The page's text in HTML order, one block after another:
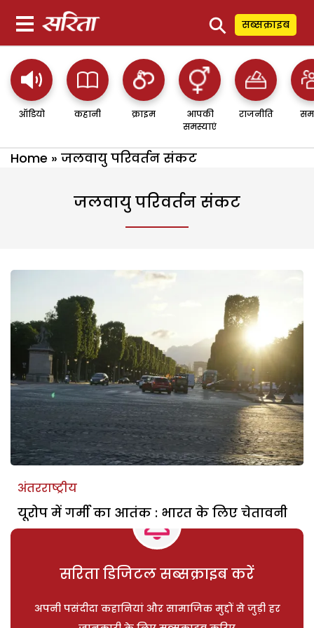
⚲ सब्सक्राइब
ऑडियो कहानी क्राइम
आपकी
समस्याएं
राजनीति
Home » जलवायु परिवर्तन संकट
जलवायु परिवर्तन संकट
अंतरराष्ट्रीय
यूरोप में गर्मी का आतंक : भारत के लिए चेतावनी
सरिता डिजिटल सब्सक्राइब करें
अपनी पसंदीदा कहानियां और सामाजिक मुद्दों से जुड़ी हर